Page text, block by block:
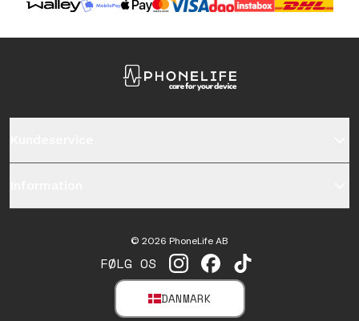
FØLG OS INSTAGRAM
FACEBOOKTIKTOK
DANMARK
SELECT MARKET
© 2026 PhoneLife AB